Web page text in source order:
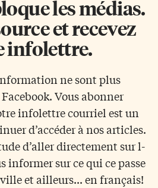
les médias.
et recevez
infolettre.
ne sont plus
Vous abonner
infolettre courriel est un
d’accéder à nos articles.
d’aller directement sur l-
informer sur ce qui ce passe
et ailleurs... en français!